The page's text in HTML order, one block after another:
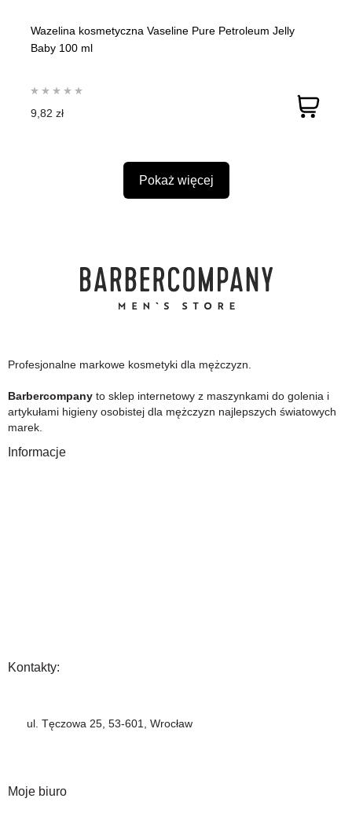
Wazelina kosmetyczna Vaseline Pure Petroleum Jelly
Baby 100 ml
9,82 zł
Pokaż więcej
Profesjonalne markowe kosmetyki dla mężczyzn.
Barbercompany to sklep internetowy z maszynkami do golenia i
artykułami higieny osobistej dla mężczyzn najlepszych światowych
marek.
Informacje
Kontakty:
ul. Tęczowa 25, 53-601, Wrocław
Moje biuro